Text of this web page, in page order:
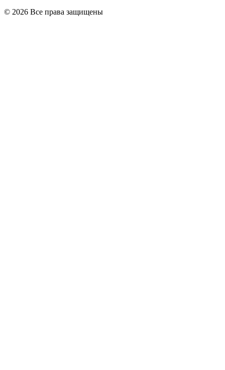
© 2026 Все права защищены